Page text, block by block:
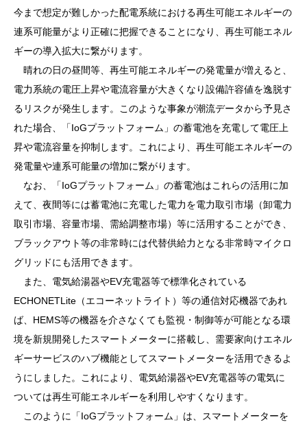
今まで想定が難しかった配電系統における再生可能エネルギーの
連系可能量がより正確に把握できることになり、再生可能エネル
ギーの導入拡大に繋がります。
晴れの日の昼間等、再生可能エネルギーの発電量が増えると、
電力系統の電圧上昇や電流容量が大きくなり設備許容値を逸脱す
るリスクが発生します。このような事象が潮流データから予見さ
れた場合、「IoGプラットフォーム」の蓄電池を充電して電圧上
昇や電流容量を抑制します。これにより、再生可能エネルギーの
発電量や連系可能量の増加に繋がります。
なお、「IoGプラットフォーム」の蓄電池はこれらの活用に加
えて、夜間等には蓄電池に充電した電力を電力取引市場（卸電力
取引市場、容量市場、需給調整市場）等に活用することができ、
ブラックアウト等の非常時には代替供給力となる非常時マイクロ
グリッドにも活用できます。
また、電気給湯器やEV充電器等で標準化されている
ECHONETLite（エコーネットライト）等の通信対応機器であれ
ば、HEMS等の機器を介さなくても監視・制御等が可能となる環
境を新規開発したスマートメーターに搭載し、需要家向けエネル
ギーサービスのハブ機能としてスマートメーターを活用できるよ
うにしました。これにより、電気給湯器やEV充電器等の電気に
ついては再生可能エネルギーを利用しやすくなります。
このように「IoGプラットフォーム」は、スマートメーターを